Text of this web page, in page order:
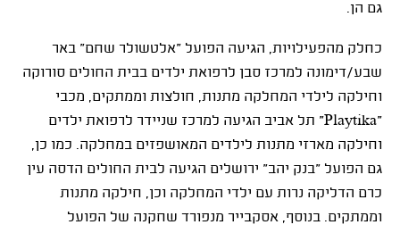
גם הן.
כחלק מהפעילויות, הגיעה הפועל "אלטשולר שחם" באר
שבע/דימונה למרכז סבן לרפואת ילדים בבית החולים סורוקה
וחילקה לילדי המחלקה מתנות, חולצות וממתקים, מכבי
"
Playtika" תל אביב הגיעה למרכז שניידר לרפואת ילדים
וחילקה מארזי מתנות לילדים המאושפזים במחלקה. כמו כן,
גם הפועל "בנק יהב" ירושלים הגיעה לבית החולים הדסה עין
כרם הדליקה נרות עם ילדי המחלקה וכן, חילקה מתנות
וממתקים. בנוסף, אסקבייר מנפורד שחקנה של הפועל